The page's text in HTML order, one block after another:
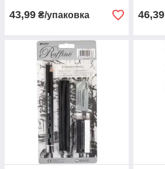
43,99 ₴/упаковка 46,39